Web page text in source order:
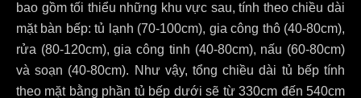
bao gồm tối thiểu những khu vực sau, tính theo chiều dài
mặt bàn bếp: tủ lạnh (70-100cm), gia công thô (40-80cm),
rửa (80-120cm), gia công tinh (40-80cm), nấu (60-80cm)
và soạn (40-80cm). Như vậy, tổng chiều dài tủ bếp tính
theo mặt bằng phần tủ bếp dưới sẽ từ 330cm đến 540cm